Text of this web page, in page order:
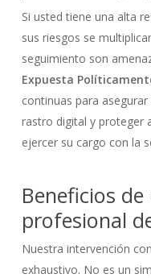
Si usted tiene una alta
sus riesgos se
seguimiento son
Expuesta
continuas para
rastro digital y proteger
ejercer su cargo con la
Beneficios
profesional
Nuestra intervención
exhaustivo. No es un